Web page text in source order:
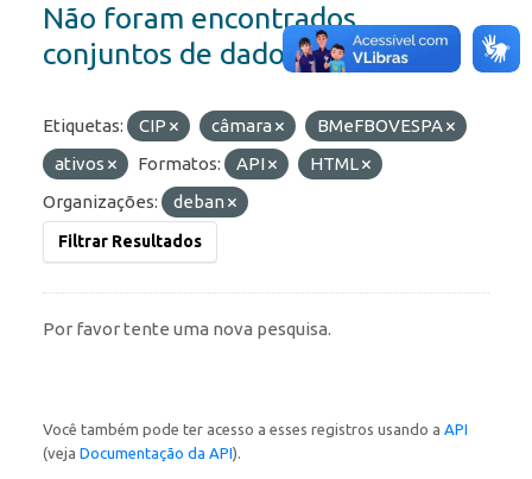
Não foram encontrados
conjuntos de dados
Etiquetas: CIP câmara
BMeFBOVESPA
ativos
Formatos: API
HTML
Organizações:
deban
Filtrar Resultados
Por favor tente uma nova pesquisa.
Você também pode ter acesso a esses registros usando a API
(veja Documentação da API).